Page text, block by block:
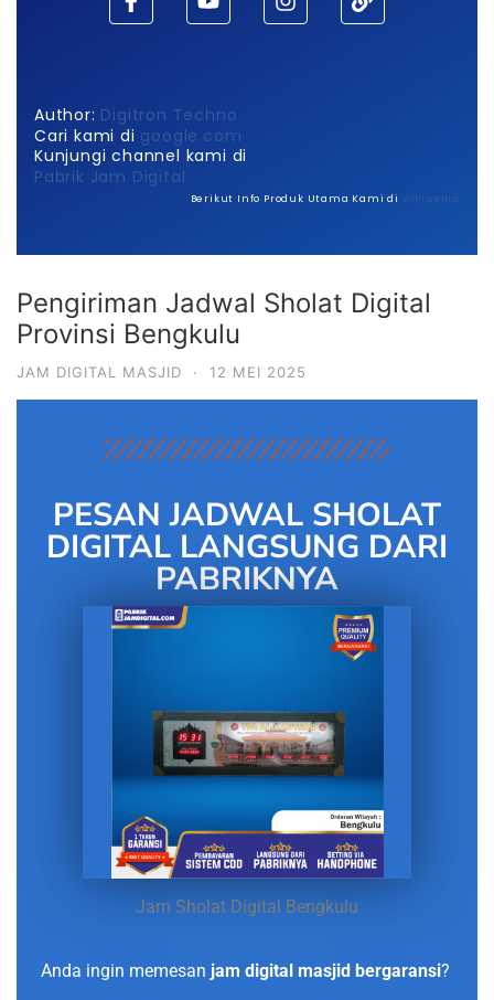
Author: Digitron Techno
Cari kami di google.com
Kunjungi channel kami di
Pabrik Jam Digital
Berikut Info Produk Utama Kami di wikipedia
Pengiriman Jadwal Sholat Digital
Provinsi Bengkulu
JAM DIGITAL MASJID · 12 MEI 2025
PESAN JADWAL SHOLAT
DIGITAL LANGSUNG DARI
PABRIKNYA
Jam Sholat Digital Bengkulu
Anda ingin memesan jam digital masjid bergaransi?